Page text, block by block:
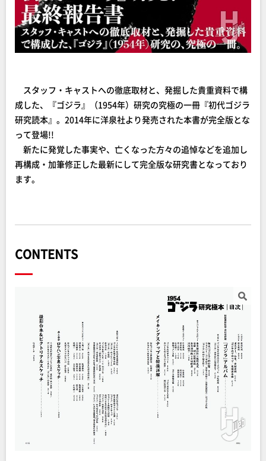
スタッフ・キャストへの徹底取材と、発掘した貴重資料で構
成した、『ゴジラ』（1954年）研究の究極の一冊『初代ゴジラ
研究読本』。2014年に洋泉社より発売された本書が完全版とな
って登場!!
新たに発覚した事実や、亡くなった方々の追悼などを追加し
再構成・加筆修正した最新にして完全版な研究書となっており
ます。
CONTENTS